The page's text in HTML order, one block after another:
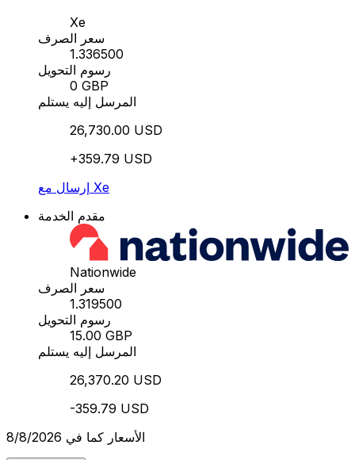
Xe
سعر الصرف
1.336500
رسوم التحويل
0 GBP
المرسل إليه يستلم
26,730.00 USD
+359.79 USD
إرسال مع Xe
مقدم الخدمة
Nationwide
سعر الصرف
1.319500
رسوم التحويل
15.00 GBP
المرسل إليه يستلم
26,370.20 USD
-359.79 USD
الأسعار كما في 8/8/2026